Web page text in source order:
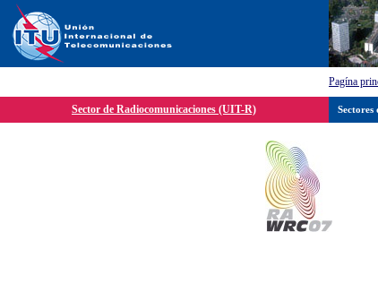
Pagína
Sector de Radiocomunicaciones (UIT-R) Sectores